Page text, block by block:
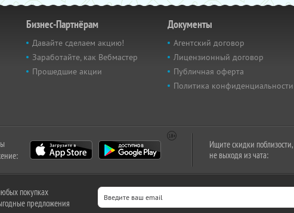
Бизнес-Партнёрам
Давайте сделаем акцию!
Заработайте, как Вебмастер
Прошедшие акции
Документы
Агентский договор
Лицензионный договор
Публичная оферта
Политика конфиденциальности
Ищите скидки поблизости,
не выходя из чата:
покупках
предложения